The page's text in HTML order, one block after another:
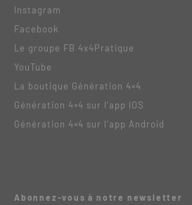
Instagram
Facebook
Le groupe FB 4x4Pratique
YouTube
La boutique Génération 4×4
Génération 4×4 sur l’app IOS
Génération 4×4 sur l’app Android
Abonnez-vous à notre newsletter